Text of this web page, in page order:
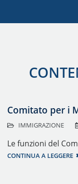
Comitato per i
IMMIGRAZIONE
Le funzioni del
CONTINUA A LEGGERE